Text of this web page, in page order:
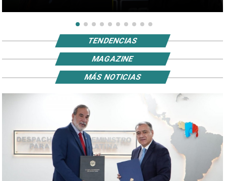
TENDENCIAS
MAGAZINE
MÁS NOTICIAS